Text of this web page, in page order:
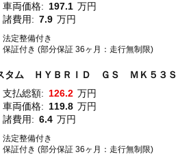
車両価格: 197.1 万円
諸費用: 7.9 万円
法定整備付き
保証付き (部分保証 36ヶ月：走行無制限)
タム ＨＹＢＲＩＤ ＧＳ ＭＫ５３Ｓ
支払総額: 126.2 万円
車両価格: 119.8 万円
諸費用: 6.4 万円
法定整備付き
保証付き (部分保証 36ヶ月：走行無制限)